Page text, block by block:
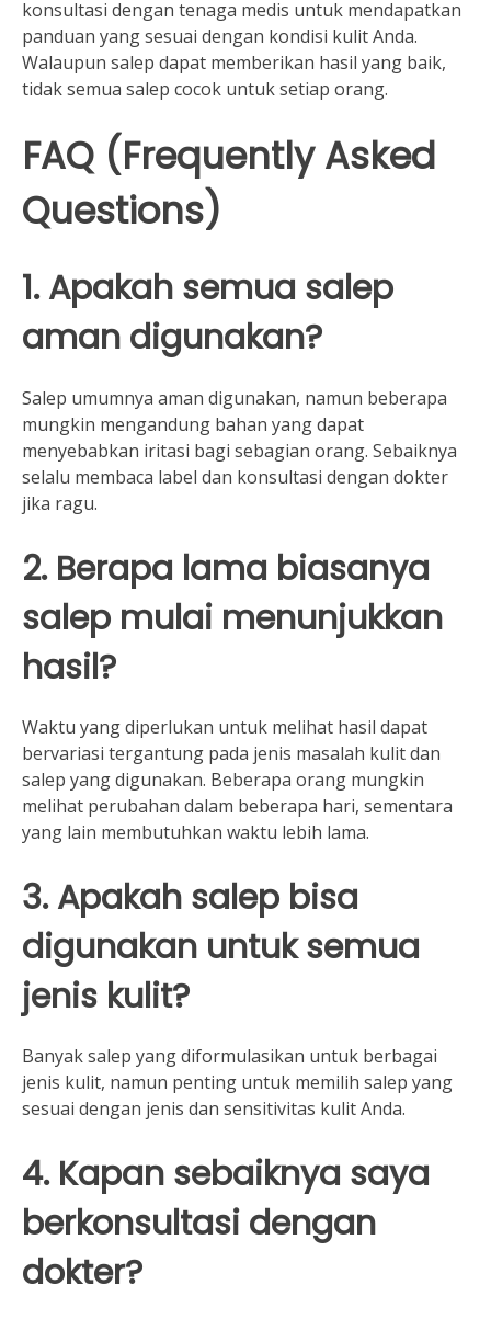
konsultasi dengan tenaga medis untuk mendapatkan
panduan yang sesuai dengan kondisi kulit Anda.
Walaupun salep dapat memberikan hasil yang baik,
tidak semua salep cocok untuk setiap orang.
FAQ (Frequently Asked
Questions)
1. Apakah semua salep
aman digunakan?
Salep umumnya aman digunakan, namun beberapa
mungkin mengandung bahan yang dapat
menyebabkan iritasi bagi sebagian orang. Sebaiknya
selalu membaca label dan konsultasi dengan dokter
jika ragu.
2. Berapa lama biasanya
salep mulai menunjukkan
hasil?
Waktu yang diperlukan untuk melihat hasil dapat
bervariasi tergantung pada jenis masalah kulit dan
salep yang digunakan. Beberapa orang mungkin
melihat perubahan dalam beberapa hari, sementara
yang lain membutuhkan waktu lebih lama.
3. Apakah salep bisa
digunakan untuk semua
jenis kulit?
Banyak salep yang diformulasikan untuk berbagai
jenis kulit, namun penting untuk memilih salep yang
sesuai dengan jenis dan sensitivitas kulit Anda.
4. Kapan sebaiknya saya
berkonsultasi dengan
dokter?